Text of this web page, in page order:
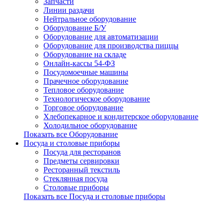
Линии раздачи
Нейтральное оборудование
Оборудование Б/У
Оборудование для автоматизации
Оборудование для производства пиццы
Оборудование на складе
Онлайн-кассы 54-ФЗ
Посудомоечные машины
Прачечное оборудование
Тепловое оборудование
Технологическое оборудование
Торговое оборудование
Хлебопекарное и кондитерское оборудование
Холодильное оборудование
Показать все Оборудование
Посуда и столовые приборы
Посуда для ресторанов
Предметы сервировки
Ресторанный текстиль
Стеклянная посуда
Столовые приборы
Показать все Посуда и столовые приборы